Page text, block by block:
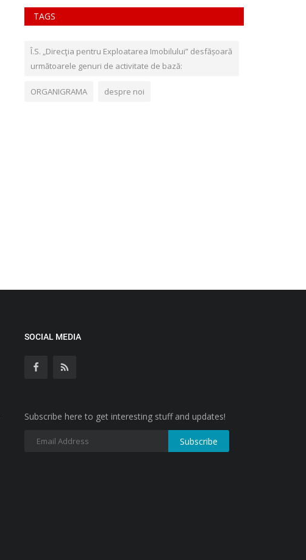
TAGS
Î.S. „Direcţia pentru Exploatarea Imobilului” desfășoară
următoarele genuri de activitate de bază:
ORGANIGRAMA despre noi
SOCIAL MEDIA
Subscribe here to get interesting stuff and updates!